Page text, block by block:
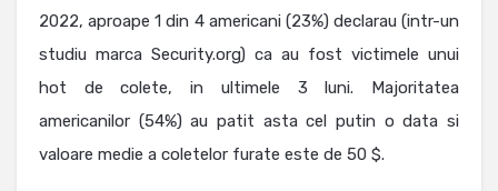
2022, aproape 1 din 4 americani (23%) declarau (intr-un
studiu marca Security.org) ca au fost victimele unui
hot de colete, in ultimele 3 luni. Majoritatea
americanilor (54%) au patit asta cel putin o data si
valoare medie a coletelor furate este de 50 $.